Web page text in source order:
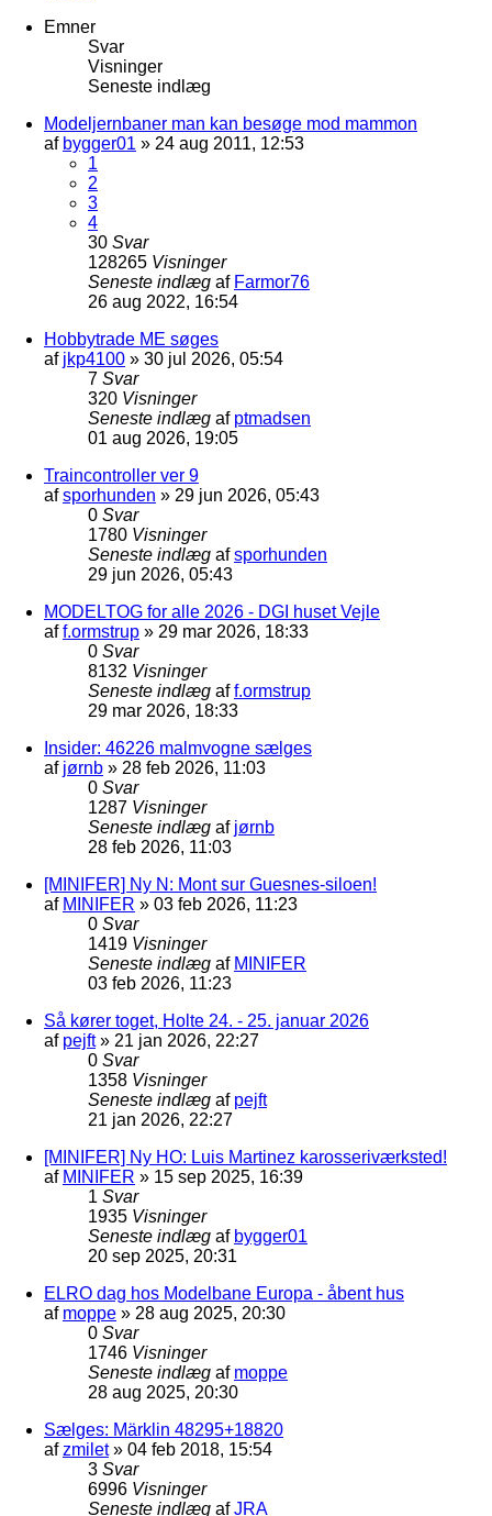
Emner
Svar
Visninger
Seneste indlæg
Modeljernbaner man kan besøge mod mammon
af bygger01 » 24 aug 2011, 12:53
1
2
3
4
30 Svar
128265 Visninger
Seneste indlæg af Farmor76
26 aug 2022, 16:54
Hobbytrade ME søges
af jkp4100 » 30 jul 2026, 05:54
7 Svar
320 Visninger
Seneste indlæg af ptmadsen
01 aug 2026, 19:05
Traincontroller ver 9
afsporhunden » 29 jun 2026, 05:43
0 Svar
1780 Visninger
Seneste indlæg afsporhunden
29 jun 2026, 05:43
MODELTOG for alle 2026 - DGI huset Vejle
aff.ormstrup » 29 mar 2026, 18:33
0 Svar
8132 Visninger
Seneste indlæg aff.ormstrup
29 mar 2026, 18:33
Insider: 46226 malmvogne sælges
af jørnb » 28 feb 2026, 11:03
0 Svar
1287 Visninger
Seneste indlæg af jørnb
28 feb 2026, 11:03
[MINIFER] Ny N: Mont sur Guesnes-siloen!
af MINIFER » 03 feb 2026, 11:23
0 Svar
1419 Visninger
Seneste indlæg af MINIFER
03 feb 2026, 11:23
Så kører toget, Holte 24. - 25. januar 2026
af pejft» 21 jan 2026, 22:27
0 Svar
1358 Visninger
Seneste indlæg af pejft
21 jan 2026, 22:27
[MINIFER] Ny HO: Luis Martinez karosseriværksted!
af MINIFER » 15 sep 2025, 16:39
1 Svar
1935 Visninger
Seneste indlæg af bygger01
20 sep 2025, 20:31
ELRO dag hos Modelbane Europa - åbent hus
af moppe » 28 aug 2025, 20:30
0 Svar
1746 Visninger
Seneste indlæg af moppe
28 aug 2025, 20:30
Sælges: Märklin 48295+18820
afzmilet» 04 feb 2018, 15:54
3 Svar
6996 Visninger
Seneste indlæg afJRA